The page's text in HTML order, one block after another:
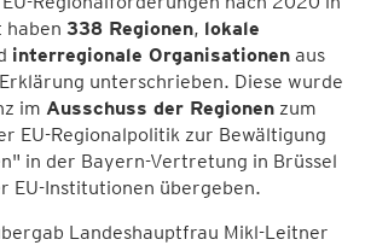
haben 338 Regionen, lokale
interregionale Organisationen aus
unterschrieben. Diese wurde
im Ausschuss der Regionen zum
EU-Regionalpolitik zur Bewältigung
in der Bayern-Vertretung in Brüssel
EU-Institutionen übergeben.
Landeshauptfrau Mikl-Leitner